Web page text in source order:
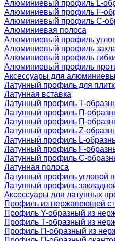
Алюминиевый профиль L-
Алюминиевый профиль F-
Алюминиевый профиль C-
Алюминиевая полоса
Алюминиевый профиль
Алюминиевый профиль
Алюминиевый профиль
Алюминиевый профиль
Аксессуары для
Латунный профиль для
Латунная вставка
Латунный профиль Т-
Латунный профиль П-
Латунный профиль П-
Латунный профиль Z-
Латунный профиль L-
Латунный профиль F-
Латунный профиль C-
Латунная полоса
Латунный профиль угловой
Латунный профиль
Аксессуары для латунных
Профиль из нержавеющей
Профиль Y-образный из
Профиль Т-образный из
Профиль П-образный из